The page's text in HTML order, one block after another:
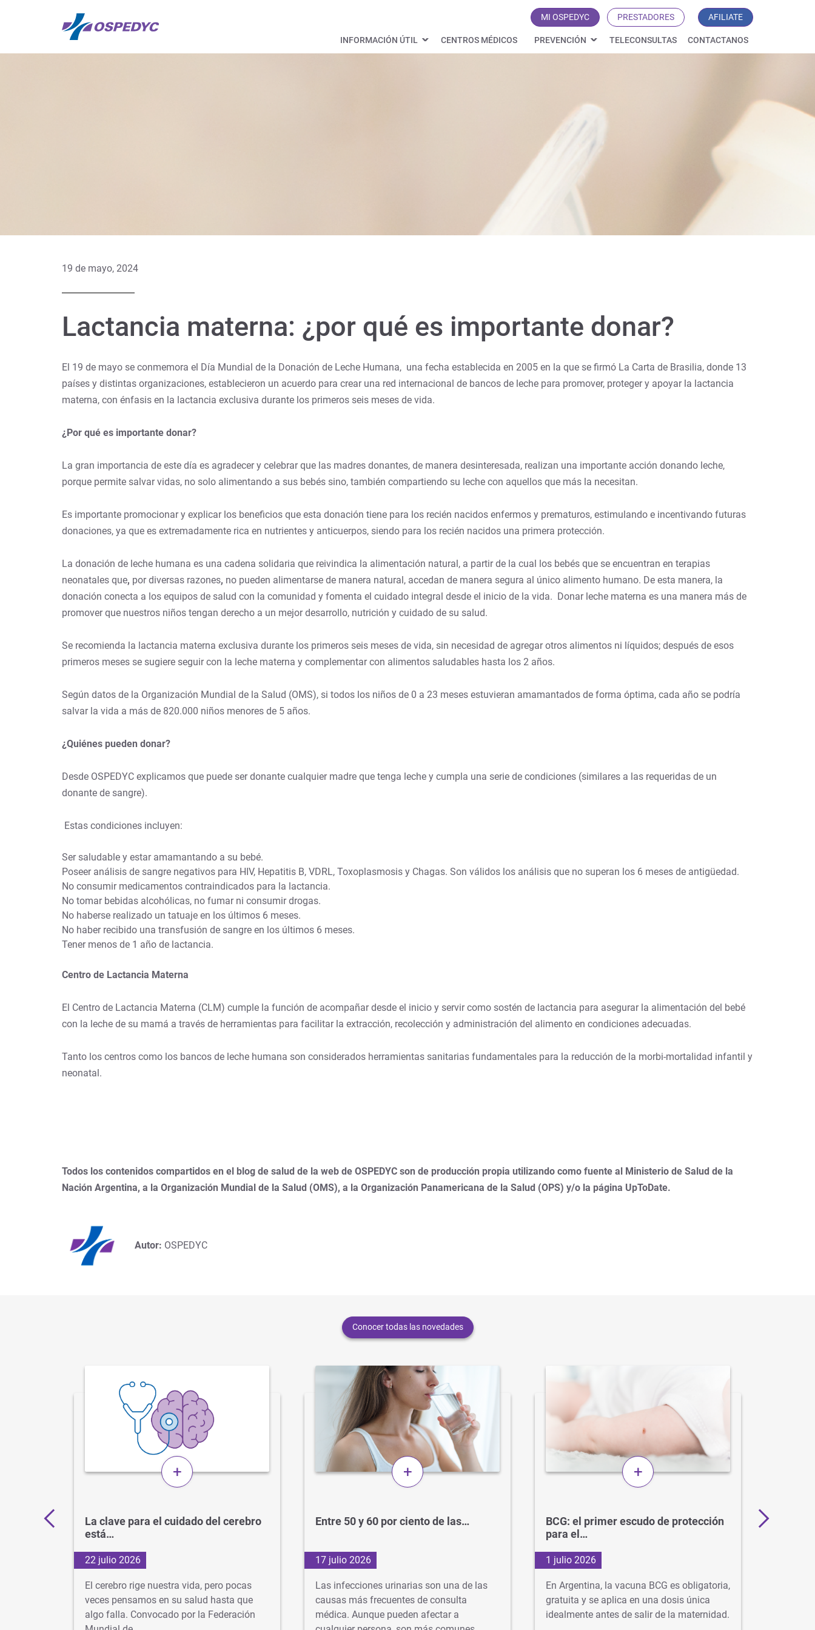
MI OSPEDYC PRESTADORES AFILIATE
INFORMACIÓN ÚTIL CENTROS MÉDICOS PREVENCIÓN TELECONSULTAS CONTACTANOS
19 de mayo, 2024
Lactancia materna: ¿por qué es importante donar?
El 19 de mayo se conmemora el Día Mundial de la Donación de Leche Humana, una fecha establecida en 2005 en la que se firmó La Carta de Brasilia, donde 13
países y distintas organizaciones, establecieron un acuerdo para crear una red internacional de bancos de leche para promover, proteger y apoyar la lactancia
materna, con énfasis en la lactancia exclusiva durante los primeros seis meses de vida.
¿Por qué es importante donar?
La gran importancia de este día es agradecer y celebrar que las madres donantes, de manera desinteresada, realizan una importante acción donando leche,
porque permite salvar vidas, no solo alimentando a sus bebés sino, también compartiendo su leche con aquellos que más la necesitan.
Es importante promocionar y explicar los beneficios que esta donación tiene para los recién nacidos enfermos y prematuros, estimulando e incentivando futuras
donaciones, ya que es extremadamente rica en nutrientes y anticuerpos, siendo para los recién nacidos una primera protección.
La donación de leche humana es una cadena solidaria que reivindica la alimentación natural, a partir de la cual los bebés que se encuentran en terapias
neonatales que, por diversas razones, no pueden alimentarse de manera natural, accedan de manera segura al único alimento humano. De esta manera, la
donación conecta a los equipos de salud con la comunidad y fomenta el cuidado integral desde el inicio de la vida. Donar leche materna es una manera más de
promover que nuestros niños tengan derecho a un mejor desarrollo, nutrición y cuidado de su salud.
Se recomienda la lactancia materna exclusiva durante los primeros seis meses de vida, sin necesidad de agregar otros alimentos ni líquidos; después de esos
primeros meses se sugiere seguir con la leche materna y complementar con alimentos saludables hasta los 2 años.
Según datos de la Organización Mundial de la Salud (OMS), si todos los niños de 0 a 23 meses estuvieran amamantados de forma óptima, cada año se podría
salvar la vida a más de 820.000 niños menores de 5 años.
¿Quiénes pueden donar?
Desde OSPEDYC explicamos que puede ser donante cualquier madre que tenga leche y cumpla una serie de condiciones (similares a las requeridas de un
donante de sangre).
Estas condiciones incluyen:
Ser saludable y estar amamantando a su bebé.
Poseer análisis de sangre negativos para HIV, Hepatitis B, VDRL, Toxoplasmosis y Chagas. Son válidos los análisis que no superan los 6 meses de antigüedad.
No consumir medicamentos contraindicados para la lactancia.
No tomar bebidas alcohólicas, no fumar ni consumir drogas.
No haberse realizado un tatuaje en los últimos 6 meses.
No haber recibido una transfusión de sangre en los últimos 6 meses.
Tener menos de 1 año de lactancia.
Centro de Lactancia Materna
El Centro de Lactancia Materna (CLM) cumple la función de acompañar desde el inicio y servir como sostén de lactancia para asegurar la alimentación del bebé
con la leche de su mamá a través de herramientas para facilitar la extracción, recolección y administración del alimento en condiciones adecuadas.
Tanto los centros como los bancos de leche humana son considerados herramientas sanitarias fundamentales para la reducción de la morbi-mortalidad infantil y
neonatal.
Todos los contenidos compartidos en el blog de salud de la web de OSPEDYC son de producción propia utilizando como fuente al Ministerio de Salud de la
Nación Argentina, a la Organización Mundial de la Salud (OMS), a la Organización Panamericana de la Salud (OPS) y/o la página UpToDate.
Autor: OSPEDYC
Conocer todas las novedades
+
La clave para el cuidado del cerebro
está…
22 julio 2026
El cerebro rige nuestra vida, pero pocas
veces pensamos en su salud hasta que
algo falla. Convocado por la Federación
+
Entre 50 y 60 por ciento de las…
17 julio 2026
Las infecciones urinarias son una de las
causas más frecuentes de consulta
médica. Aunque pueden afectar a
+
BCG: el primer escudo de protección
para el…
1 julio 2026
En Argentina, la vacuna BCG es obligatoria,
gratuita y se aplica en una dosis única
idealmente antes de salir de la maternidad.